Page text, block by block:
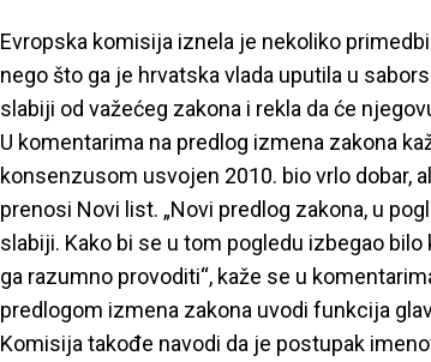
Evropska komisija iznela je nekoliko
nego što ga je hrvatska vlada uputila u
slabiji od važećeg zakona i rekla da će
U komentarima na predlog izmena zakona
konsenzusom usvojen 2010. bio vrlo dobar,
prenosi Novi list. „Novi predlog zakona, u
slabiji. Kako bi se u tom pogledu izbegao
ga razumno provoditi“, kaže se u
predlogom izmena zakona uvodi funkcija
Komisija takođe navodi da je postupak